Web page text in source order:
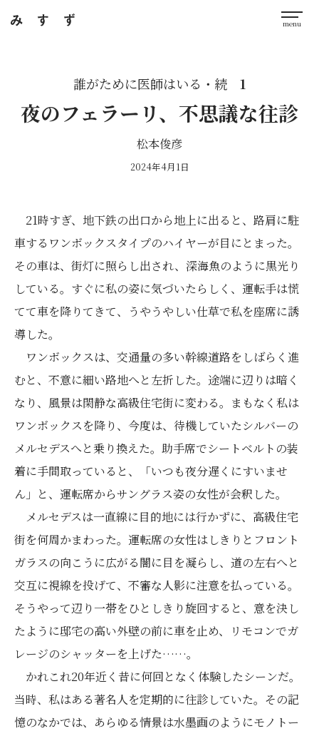
誰がために医師はいる・続 1
夜のフェラーリ、不思議な往診
松本俊彦
2024年4月1日
21時すぎ、地下鉄の出口から地上に出ると、路肩に駐
車するワンボックスタイプのハイヤーが目にとまった。
その車は、街灯に照らし出され、深海魚のように黒光り
している。すぐに私の姿に気づいたらしく、運転手は慌
てて車を降りてきて、うやうやしい仕草で私を座席に誘
導した。
ワンボックスは、交通量の多い幹線道路をしばらく進
むと、不意に細い路地へと左折した。途端に辺りは暗く
なり、風景は閑静な高級住宅街に変わる。まもなく私は
ワンボックスを降り、今度は、待機していたシルバーの
メルセデスへと乗り換えた。助手席でシートベルトの装
着に手間取っていると、「いつも夜分遅くにすいませ
ん」と、運転席からサングラス姿の女性が会釈した。
メルセデスは一直線に目的地には行かずに、高級住宅
街を何周かまわった。運転席の女性はしきりとフロント
ガラスの向こうに広がる闇に目を凝らし、道の左右へと
交互に視線を投げて、不審な人影に注意を払っている。
そうやって辺り一帯をひとしきり旋回すると、意を決し
たように邸宅の高い外壁の前に車を止め、リモコンでガ
レージのシャッターを上げた……。
かれこれ20年近く昔に何回となく体験したシーンだ。
当時、私はある著名人を定期的に往診していた。その記
憶のなかでは、あらゆる情景は水墨画のようにモノトー